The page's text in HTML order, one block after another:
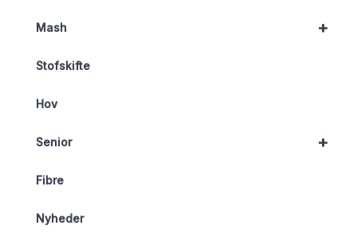
+
Mash
Stofskifte
Hov
+
Senior
Fibre
Nyheder